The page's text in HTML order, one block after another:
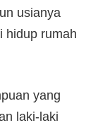
usianya
hidup rumah
yang
laki-laki